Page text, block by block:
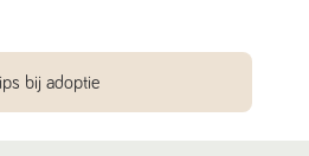
bij adoptie